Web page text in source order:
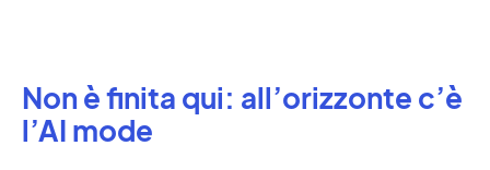
Non è finita qui: all’orizzonte c’è
l’AI mode